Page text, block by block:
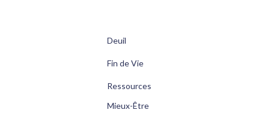
Deuil
Fin de Vie
Ressources
Mieux-Être